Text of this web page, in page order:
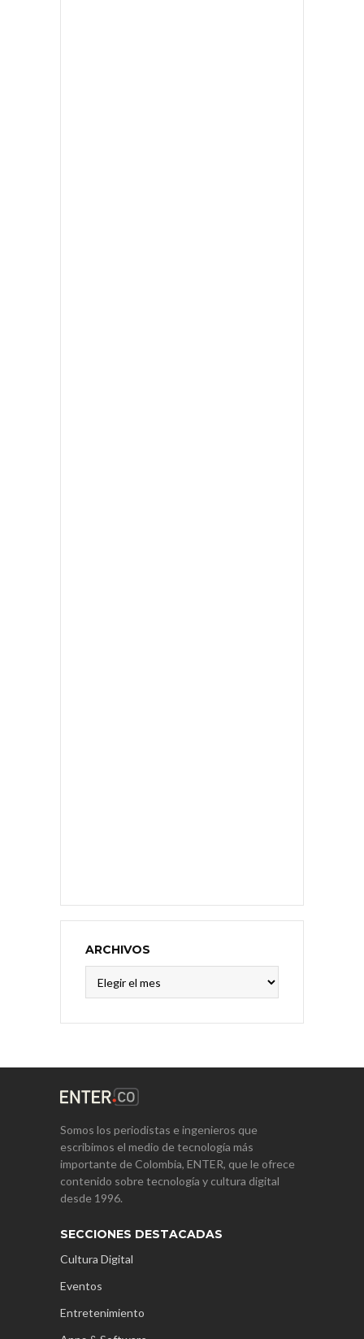
ARCHIVOS
Somos los periodistas e ingenieros que
escribimos el medio de tecnología más
importante de Colombia, ENTER, que le ofrece
contenido sobre tecnología y cultura digital
desde 1996.
SECCIONES DESTACADAS
Cultura Digital
Eventos
Entretenimiento